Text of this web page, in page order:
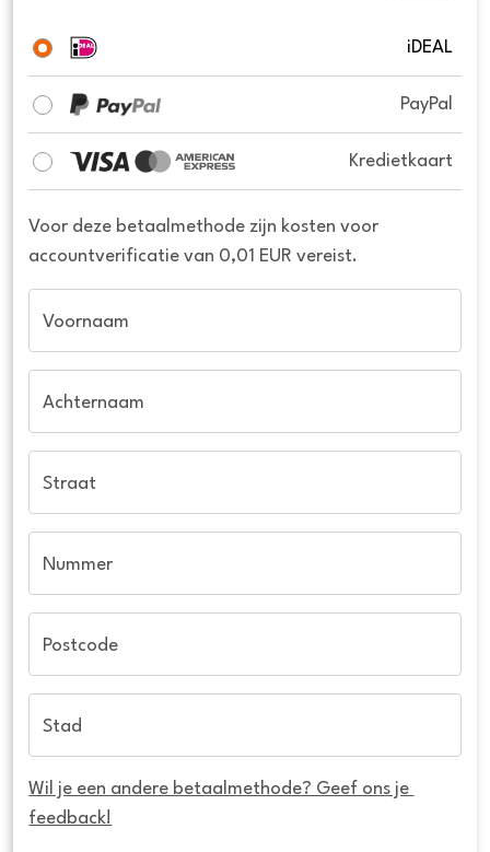
iDEAL
PayPal
Kredietkaart
Voor deze betaalmethode zijn kosten voor
accountverificatie van 0,01 EUR vereist.
Voornaam
Achternaam
Straat
Nummer
Postcode
Stad
Wil je een andere betaalmethode? Geef ons je
feedback!